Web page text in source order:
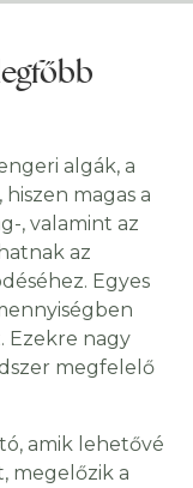
algák, a
magas a
, valamint az
az
Egyes
Ezekre nagy
megfelelő
amik lehetővé
megelőzik a